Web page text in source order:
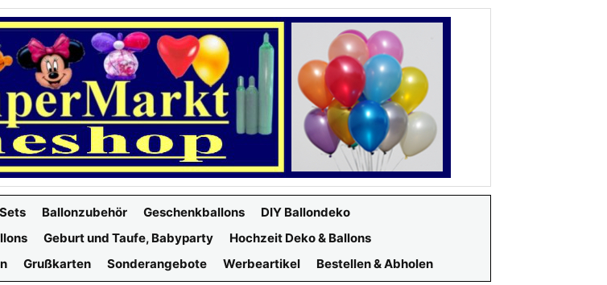
Ballonzubehör Geschenkballons
DIY Ballondeko
Geburt und Taufe, Babyparty
Hochzeit Deko & Ballons
Grußkarten Sonderangebote Werbeartikel Bestellen & Abholen